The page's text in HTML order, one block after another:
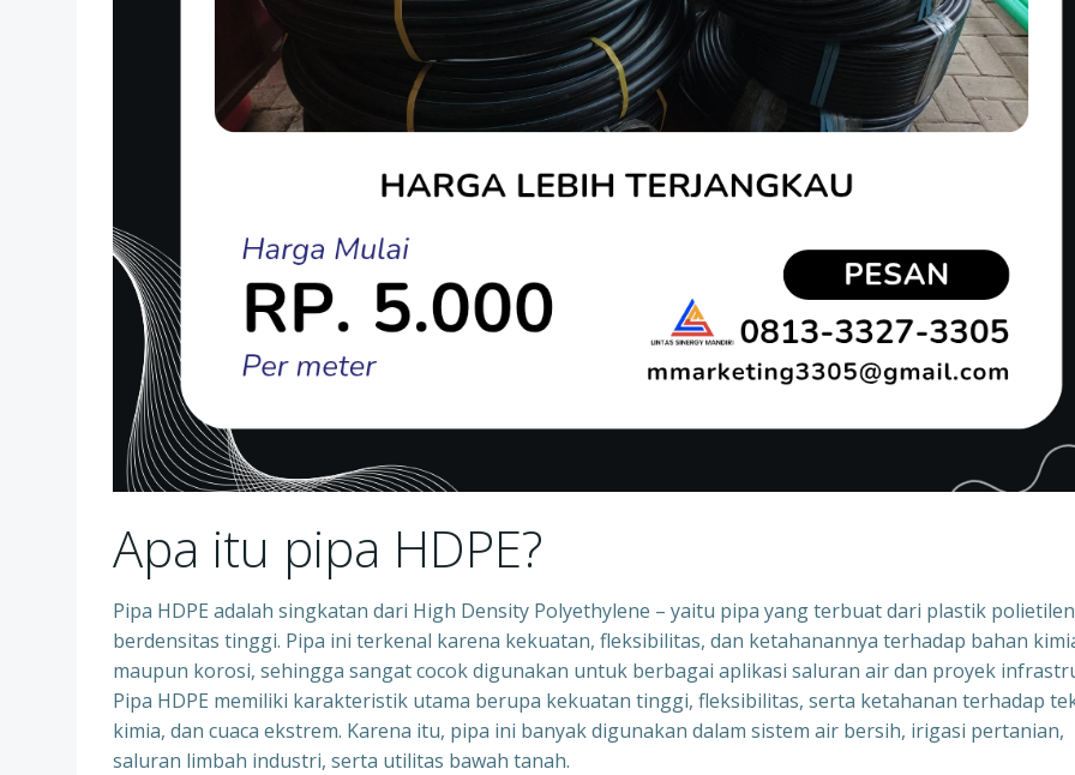
Apa itu pipa HDPE?
Pipa HDPE adalah singkatan dari High Density Polyethylene – yaitu pipa yang terbuat dari plastik
berdensitas tinggi. Pipa ini terkenal karena kekuatan, fleksibilitas, dan ketahanannya terhadap bahan
maupun korosi, sehingga sangat cocok digunakan untuk berbagai aplikasi saluran air dan proyek
Pipa HDPE memiliki karakteristik utama berupa kekuatan tinggi, fleksibilitas, serta ketahanan terhadap
kimia, dan cuaca ekstrem. Karena itu, pipa ini banyak digunakan dalam sistem air bersih, irigasi pertanian,
saluran limbah industri, serta utilitas bawah tanah.